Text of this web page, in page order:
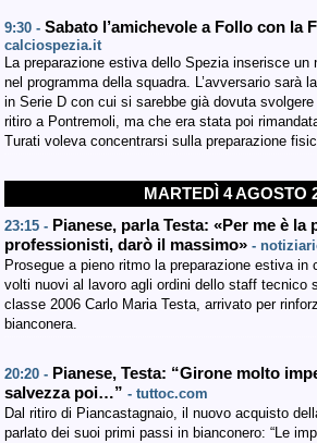
9:30 - Sabato l’amichevole a Follo con la
calciospezia.it
La preparazione estiva dello Spezia inserisce un
nel programma della squadra. L’avversario sarà
in Serie D con cui si sarebbe già dovuta
ritiro a Pontremoli, ma che era stata poi
Turati voleva concentrarsi sulla preparazione
MARTEDÌ 4 AGOSTO
23:15 - Pianese, parla Testa: «Per me è
professionisti, darò il massimo» -
Prosegue a pieno ritmo la preparazione estiva in
volti nuovi al lavoro agli ordini dello staff tecnico
classe 2006 Carlo Maria Testa, arrivato per
bianconera.
20:20 - Pianese, Testa: “Girone molto
salvezza poi…” - tuttoc.com
Dal ritiro di Piancastagnaio, il nuovo acquisto
parlato dei suoi primi passi in bianconero: “Le